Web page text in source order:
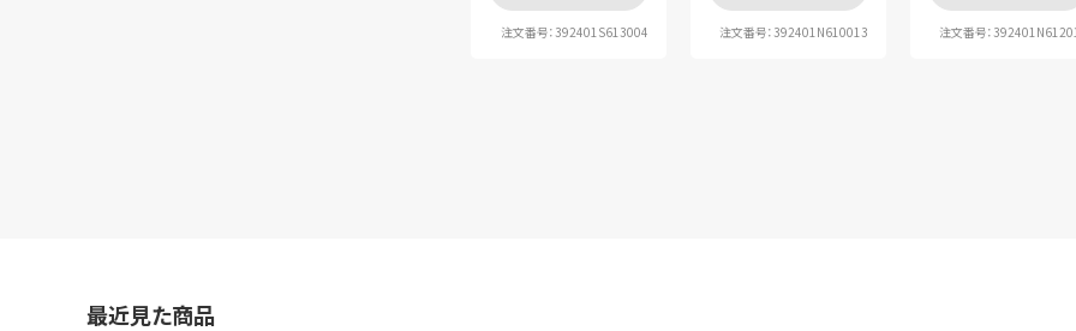
注文番号：392401S613004 注文番号：392401N610013 注文番号：
最近見た商品